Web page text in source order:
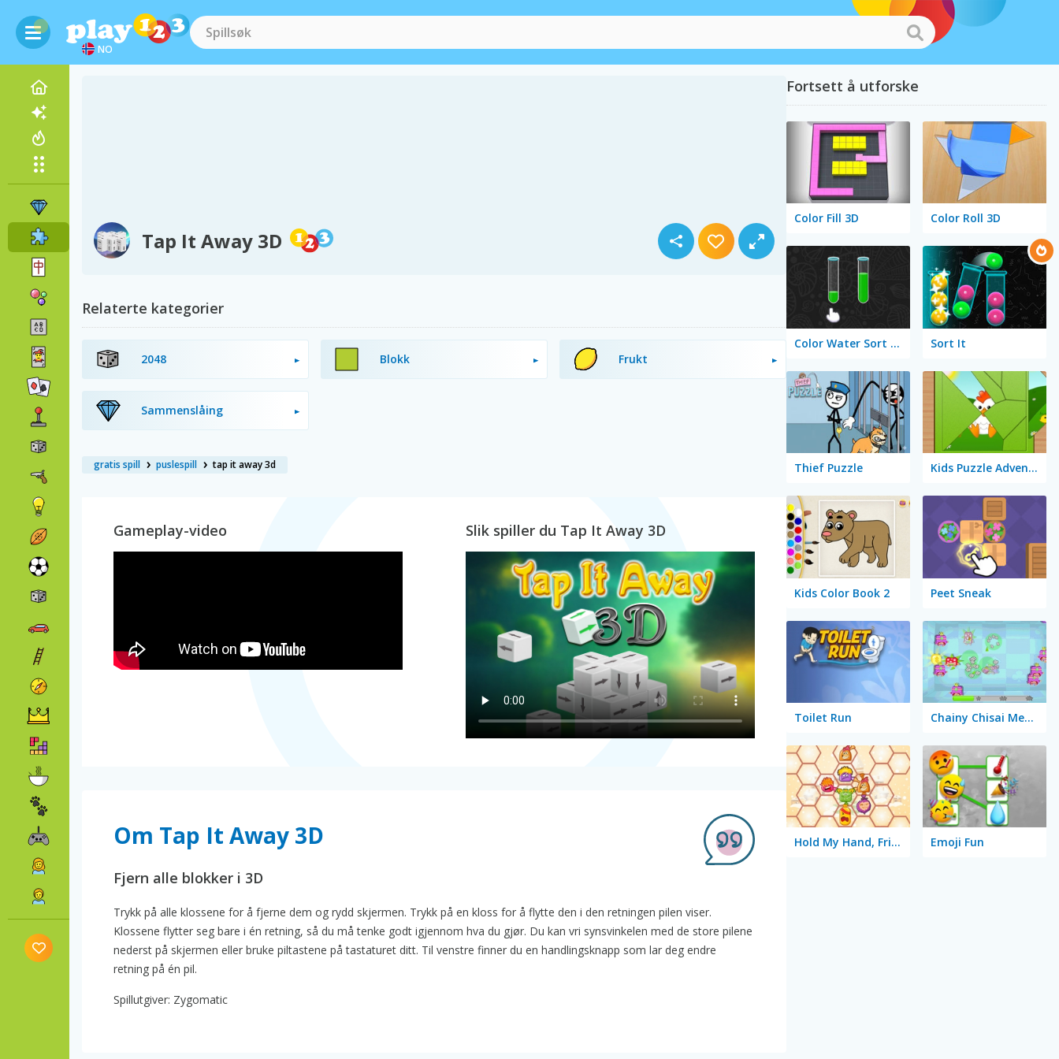
NO
Tap It Away 3D
Relaterte kategorier
2048 Blokk Frukt
Sammenslåing
gratis spill puslespill tap it away 3d
Gameplay-video Slik spiller du Tap It Away 3D
Om Tap It Away 3D
Fjern alle blokker i 3D
Trykk på alle klossene for å fjerne dem og rydd skjermen. Trykk på en kloss for å flytte den i den retningen pilen viser.
Klossene flytter seg bare i én retning, så du må tenke godt igjennom hva du gjør. Du kan vri synsvinkelen med de store pilene
nederst på skjermen eller bruke piltastene på tastaturet ditt. Til venstre finner du en handlingsknapp som lar deg endre
retning på én pil.
Spillutgiver: Zygomatic
Fortsett å utforske
Color Fill 3D Color Roll 3D
Color Water Sort 3D Sort It
Thief Puzzle Kids Puzzle Adventure
Kids Color Book 2 Peet Sneak
Toilet Run Chainy Chisai Medieval 2
Hold My Hand, Friend Emoji Fun